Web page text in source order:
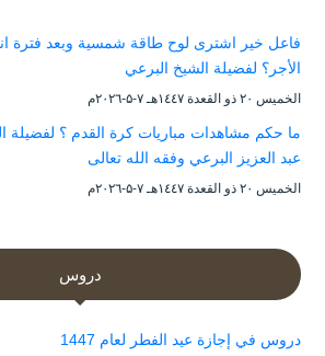
فاعل خير اشترى لوح طاقة شمسية وبعد فترة
الأجر؟ لفضيلة الشيخ البرعي
الخميس ۲۰ ذو القعدة ۱٤٤۷هـ ۷-۵-۲۰۲٦م
ما حكم مشاهدات مباريات كرة القدم ؟ لفضيلة
عبد العزيز البرعي وفقه الله تعالى
الخميس ۲۰ ذو القعدة ۱٤٤۷هـ ۷-۵-۲۰۲٦م
دروس
دروس في إجازة عيد الفطر لعام 1447